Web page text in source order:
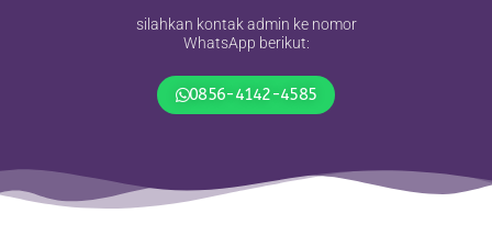
silahkan kontak admin ke nomor
WhatsApp berikut:
0856-4142-4585